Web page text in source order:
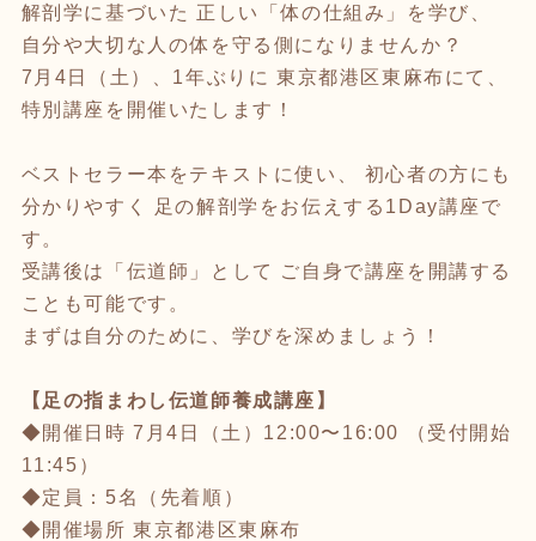
解剖学に基づいた 正しい「体の仕組み」を学び、
自分や大切な人の体を守る側になりませんか？
7月4日（土）、1年ぶりに 東京都港区東麻布にて、
特別講座を開催いたします！
ベストセラー本をテキストに使い、 初心者の方にも
分かりやすく 足の解剖学をお伝えする1Day講座で
す。
受講後は「伝道師」として ご自身で講座を開講する
ことも可能です。
まずは自分のために、学びを深めましょう！
【足の指まわし伝道師養成講座】
◆開催日時 7月4日（土）12:00〜16:00 （受付開始
11:45）
◆定員：5名（先着順）
◆開催場所 東京都港区東麻布